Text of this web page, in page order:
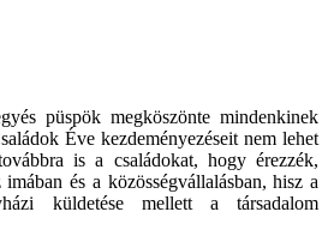
püspök megköszönte mindenkinek
Éve kezdeményezéseit nem lehet
is a családokat, hogy érezzék,
és a közösségvállalásban, hisz a
küldetése mellett a társadalom